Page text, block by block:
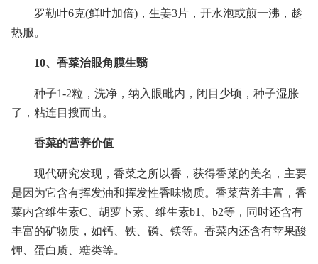
罗勒叶6克(鲜叶加倍)，生姜3片，开水泡或煎一沸，趁
热服。
10、香菜治眼角膜生翳
种子1-2粒，洗净，纳入眼毗内，闭目少顷，种子湿胀
了，粘连目搜而出。
香菜的营养价值
现代研究发现，香菜之所以香，获得香菜的美名，主要
是因为它含有挥发油和挥发性香味物质。香菜营养丰富，香
菜内含维生素C、胡萝卜素、维生素b1、b2等，同时还含有
丰富的矿物质，如钙、铁、磷、镁等。香菜内还含有苹果酸
钾、蛋白质、糖类等。